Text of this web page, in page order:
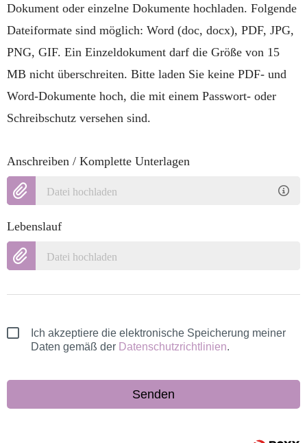
Dokument oder einzelne Dokumente hochladen. Folgende
Dateiformate sind möglich: Word (doc, docx), PDF, JPG,
PNG, GIF. Ein Einzeldokument darf die Größe von 15
MB nicht überschreiten. Bitte laden Sie keine PDF- und
Word-Dokumente hoch, die mit einem Passwort- oder
Schreibschutz versehen sind.
Anschreiben / Komplette Unterlagen
Datei hochladen
Lebenslauf
Datei hochladen
Ich akzeptiere die elektronische Speicherung meiner
Daten gemäß der Datenschutzrichtlinien.
Senden